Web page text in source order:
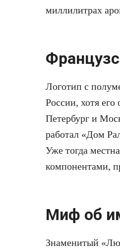
миллилитрах
Логотип с
России, хотя
Петербург и
работал «Дом
Уже тогда
компонентами,
Миф об
Знаменитый